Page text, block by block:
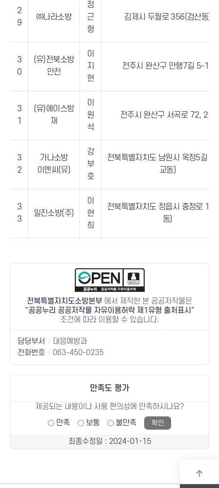
2
9
㈜나라소방
정
근
형
김제시 두월로 356(검산동)
3
0
(유)전북소방
안전
이
지
현
전주시 완산구 안행7길 5-13
3
1
(유)에이스방
재
이
원
석
전주시 완산구 서곡로 72, 2층
3
2
가나소방
이엔씨(유)
강
부
호
전북특별자치도 남원시 옥정5길
교동)
3
3
일진소방(주)
이
현
희
전북특별자치도 정읍시 충정로
동)
전북특별자치도소방본부 에서 제작한 본 공공저작물은
공공누리 공공저작물 자유이용허락 제1유형 출처표시
조건에 따라 이용할 수 있습니다.
담당부서
대응예방과
전화번호
063-450-0235
만족도 평가
제공되는 내용이나 사용 편의성에 만족하시나요?
만족
보통 불만족
최종수정일 : 2024-01-15